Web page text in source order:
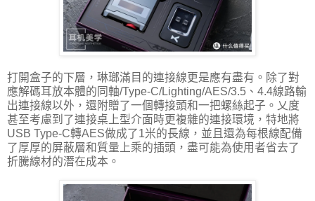
打開盒子的下層，琳瑯滿目的連接線更是應有盡有。除了對
應解碼耳放本體的同軸/Type-C/Lighting/AES/3.5、4.4線路輸
出連接線以外，還附贈了一個轉接頭和一把螺絲起子。乂度
甚至考慮到了連接桌上型介面時更複雜的連接環境，特地將
USB Type-C轉AES做成了1米的長線，並且還為每根線配備
了厚厚的屏蔽層和質量上乘的插頭，盡可能為使用者省去了
折騰線材的潛在成本。